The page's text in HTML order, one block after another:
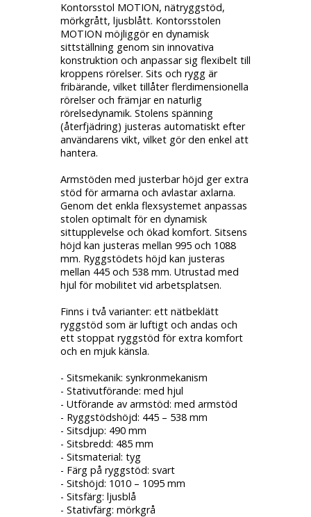
Kontorsstol MOTION, nätryggstöd,
mörkgrått, ljusblått. Kontorsstolen
MOTION möjliggör en dynamisk
sittställning genom sin innovativa
konstruktion och anpassar sig flexibelt till
kroppens rörelser. Sits och rygg är
fribärande, vilket tillåter flerdimensionella
rörelser och främjar en naturlig
rörelsedynamik. Stolens spänning
(återfjädring) justeras automatiskt efter
användarens vikt, vilket gör den enkel att
hantera.
Armstöden med justerbar höjd ger extra
stöd för armarna och avlastar axlarna.
Genom det enkla flexsystemet anpassas
stolen optimalt för en dynamisk
sittupplevelse och ökad komfort. Sitsens
höjd kan justeras mellan 995 och 1088
mm. Ryggstödets höjd kan justeras
mellan 445 och 538 mm. Utrustad med
hjul för mobilitet vid arbetsplatsen.
Finns i två varianter: ett nätbeklätt
ryggstöd som är luftigt och andas och
ett stoppat ryggstöd för extra komfort
och en mjuk känsla.
- Sitsmekanik: synkronmekanism
- Stativutförande: med hjul
- Utförande av armstöd: med armstöd
- Ryggstödshöjd: 445 – 538 mm
- Sitsdjup: 490 mm
- Sitsbredd: 485 mm
- Sitsmaterial: tyg
- Färg på ryggstöd: svart
- Sitshöjd: 1010 – 1095 mm
- Sitsfärg: ljusblå
- Stativfärg: mörkgrå